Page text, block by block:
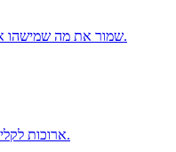
שמור את מה שמישהו אמר מול המצלמה, עם הוכחות בפרוטוקול.
השתמש בהעלאות YouTube ארוכות לקליפים קצרים.